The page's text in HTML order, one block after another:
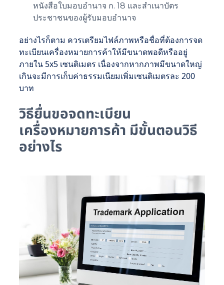
หนังสือใบมอบอำนาจ ก. 18 และสำเนาบัตร
ประชาชนของผู้รับมอบอำนาจ
อย่างไรก็ตาม ควรเตรียมไฟล์ภาพหรือชื่อที่ต้องการจด
ทะเบียนเครื่องหมายการค้าให้มีขนาดพอดีหรืออยู่
ภายใน 5x5 เซนติเมตร เนื่องจากหากภาพมีขนาดใหญ่
เกินจะมีการเก็บค่าธรรมเนียมเพิ่มเซนติเมตรละ 200
บาท
วิธียื่นขอจดทะเบียน
เครื่องหมายการค้า มีขั้นตอนวิธี
อย่างไร